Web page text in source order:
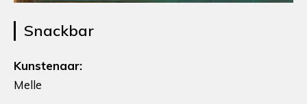
Snackbar
Kunstenaar:
Melle